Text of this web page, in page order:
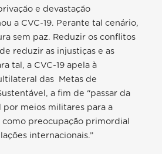
e devastação
a CVC-19. Perante tal cenário,
sem paz. Reduzir os conflitos
reduzir as injustiças e as
tal, a CVC-19 apela à
das Metas de
a fim de “passar da
por meios militares para a
como preocupação primordial
internacionais.”